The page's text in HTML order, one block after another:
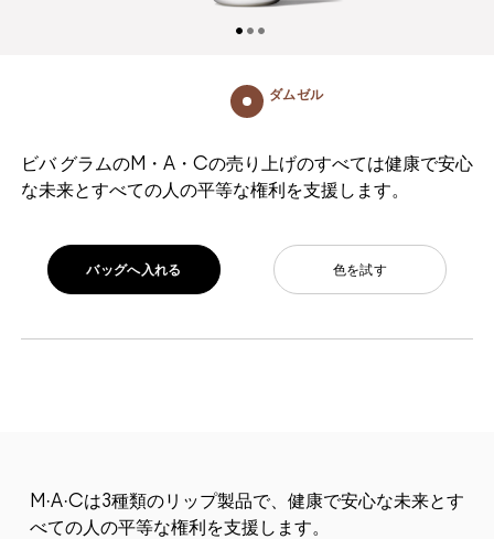
ビバ グラムのM・A・Cの売り上げのすべては健康で安心
な未来とすべての人の平等な権利を支援します。
ダムゼル
色を試す
バッグへ入れる
M·A·Cは3種類のリップ製品で、健康で安心な未来とす
べての人の平等な権利を支援します。